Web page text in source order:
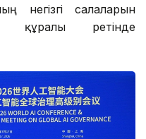
негізгі салаларын
құралы ретінде